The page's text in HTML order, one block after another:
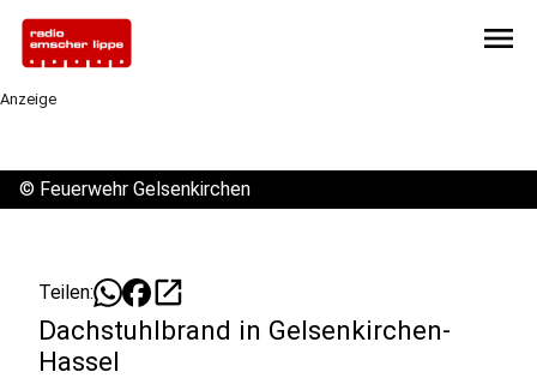
menu
Anzeige
© Feuerwehr Gelsenkirchen
Teilen: open_in_new
Dachstuhlbrand in Gelsenkirchen-
Hassel